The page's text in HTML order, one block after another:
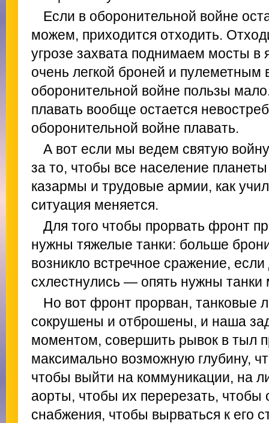
Если в оборонительной войне
можем, приходится отходить.
угрозе захвата поднимаем мосты в
очень легкой броней и пулеметным
оборонительной войне пользы
плавать вообще остается
оборонительной войне плавать.
А вот если мы ведем святую
за то, чтобы все население планеты
казармы и трудовые армии, как
ситуация меняется.
Для того чтобы прорвать фронт
нужны тяжелые танки: больше
возникло встречное сражение,
схлестнулись — опять нужны
Но вот фронт прорван, танковые
сокрушены и отброшены, и наша
моментом, совершить рывок в тыл
максимально возможную глубину,
чтобы выйти на коммуникации, на
аорты, чтобы их перерезать, чтобы
снабжения, чтобы вырваться к его